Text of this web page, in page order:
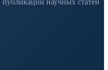
научных статей